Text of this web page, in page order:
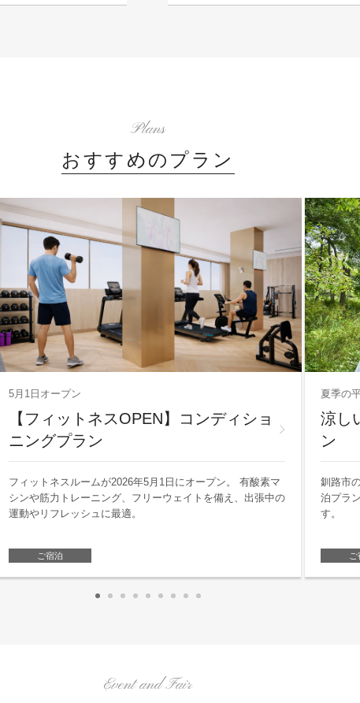
Plans
おすすめのプラン
5月1日オープン
【フィットネスOPEN】コンディショ
ニングプラン
フィットネスルームが2026年5月1日にオープン。 有酸素マ
シンや筋力トレーニング、フリーウェイトを備え、出張中の
運動やリフレッシュに最適。
ご宿泊
夏季の
涼し
ン
釧路市
泊プラ
す。
ご
Event and Fair